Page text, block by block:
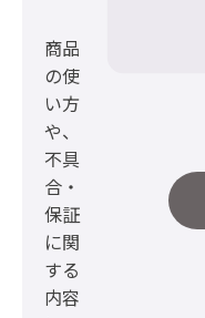
商品
の使
い方
や、
不具
合・
保証
に関
する
内容